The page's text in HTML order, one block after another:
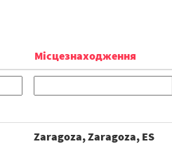
Місцезнаходження
Zaragoza, Zaragoza, ES